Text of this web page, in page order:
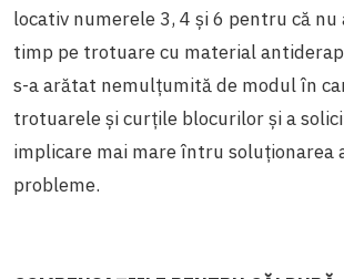
locativ numerele 3, 4 și 6 pentru că
timp pe trotuare cu material
s-a arătat nemulțumită de modul în
trotuarele și curțile blocurilor și a
implicare mai mare întru soluționarea
probleme.